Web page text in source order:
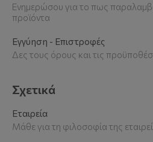
Ενημερώσου για το πως
προϊόντα
Εγγύηση - Επιστροφές
Δες τους όρους και τις
Σχετικά
Εταιρεία
Μάθε για τη φιλοσοφία της